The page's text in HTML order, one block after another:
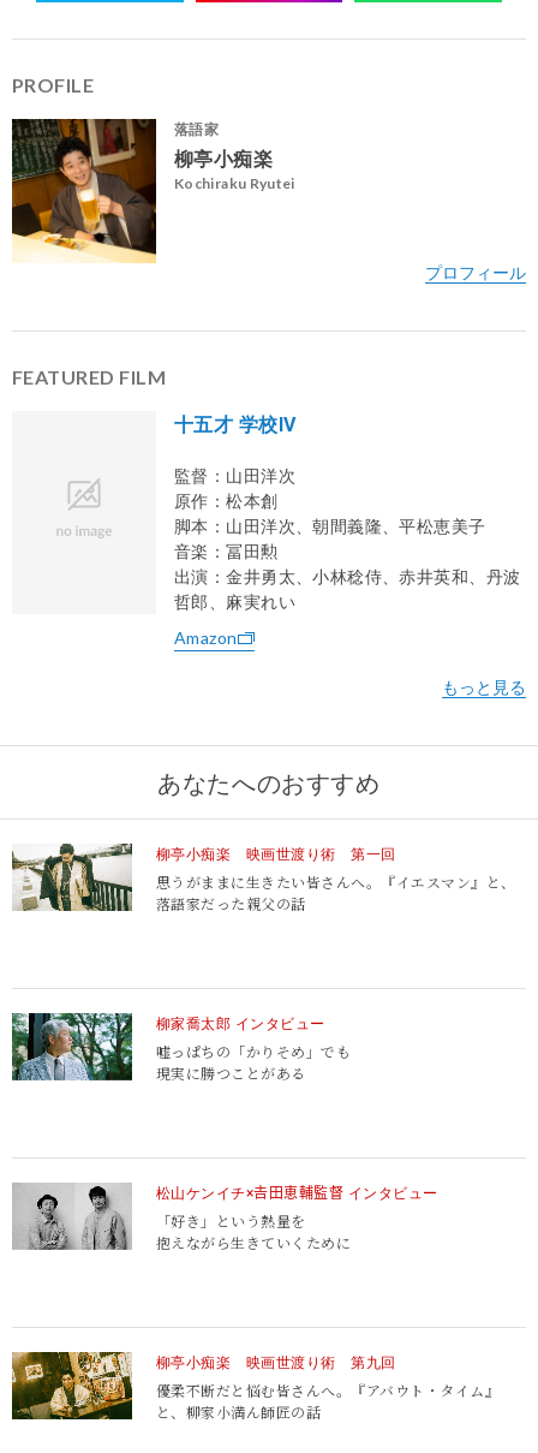
PROFILE
落語家
柳亭小痴楽
Kochiraku Ryutei
@kochiraku
@kochiraku_ryutei
FEATURED FILM
十五才 学校IV
監督：山田洋次
原作：松本創
脚本：山田洋次、朝間義隆、平松恵美子
音楽：冨田勲
出演：金井勇太、小林稔侍、赤井英和、丹波
哲郎、麻実れい
Amazon
あなたへのおすすめ
柳亭小痴楽 映画世渡り術 第一回
思うがままに生きたい皆さんへ。
『イエスマン』と、
落語家だった親父の話
柳家喬太郎 インタビュー
嘘っぱちの「かりそめ」でも
現実に勝つことがある
松山ケンイチ×𠮷田恵輔監督 インタビュー
「好き」という熱量を
抱えながら生きていくために
柳亭小痴楽 映画世渡り術 第九回
優柔不断だと悩む皆さんへ。
『アバウト・タイム』
と、柳家小満ん師匠の話